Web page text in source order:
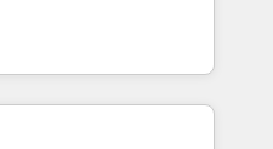
HubSpot’s
through expert-led
purpose-built apps,